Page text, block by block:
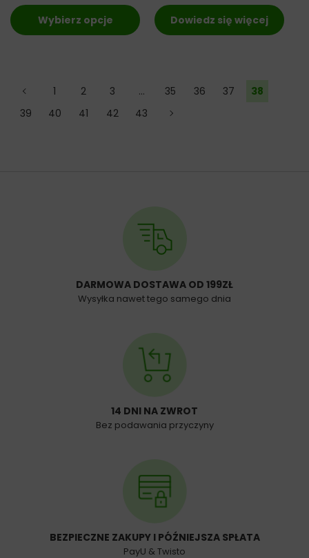
Wybierz opcje Dowiedz się więcej
← 1 2 3 … 35 36 37
38
39
40 41 42 43 →
DARMOWA DOSTAWA OD 199ZŁ
Wysyłka nawet tego samego dnia
14 DNI NA ZWROT
Bez podawania przyczyny
BEZPIECZNE ZAKUPY I PÓŹNIEJSZA SPŁATA
PayU & Twisto